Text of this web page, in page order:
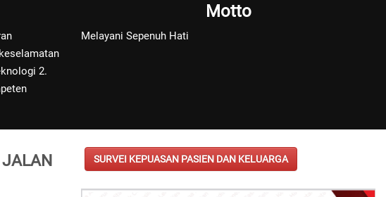
2.
Motto
Melayani Sepenuh Hati
JALAN
SURVEI KEPUASAN PASIEN DAN KELUARGA